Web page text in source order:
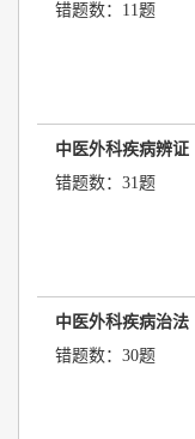
错题数：11题
中医外科疾病辨证
错题数：31题
中医外科疾病治法
错题数：30题